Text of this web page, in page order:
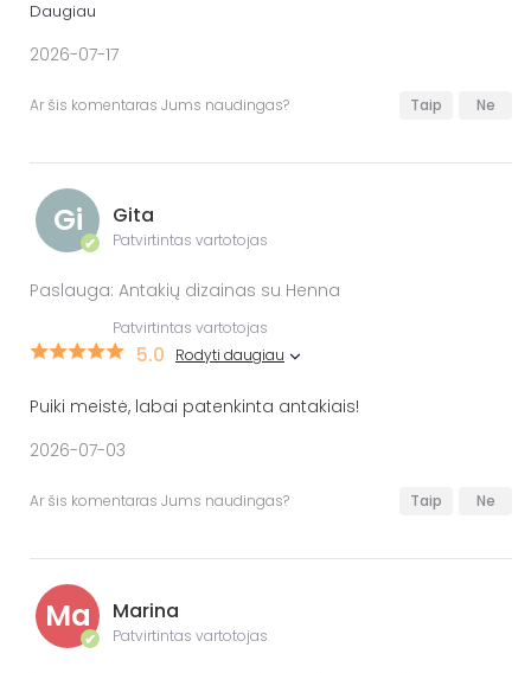
Daugiau
2026-07-17
Ar šis komentaras Jums naudingas? Taip Ne
Gi
✔
Gita
Patvirtintas vartotojas
Paslauga: Antakių dizainas su Henna
Patvirtintas vartotojas
5.0 Rodyti daugiau
Puiki meistė, labai patenkinta antakiais!
2026-07-03
Ar šis komentaras Jums naudingas? Taip Ne
Ma
✔
Marina
Patvirtintas vartotojas